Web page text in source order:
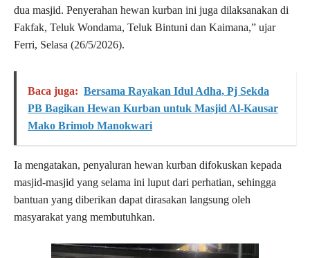
dua masjid. Penyerahan hewan kurban ini juga dilaksanakan di
Fakfak, Teluk Wondama, Teluk Bintuni dan Kaimana,” ujar
Ferri, Selasa (26/5/2026).
Baca juga: Bersama Rayakan Idul Adha, Pj Sekda
PB Bagikan Hewan Kurban untuk Masjid Al-Kausar
Mako Brimob Manokwari
Ia mengatakan, penyaluran hewan kurban difokuskan kepada
masjid-masjid yang selama ini luput dari perhatian, sehingga
bantuan yang diberikan dapat dirasakan langsung oleh
masyarakat yang membutuhkan.